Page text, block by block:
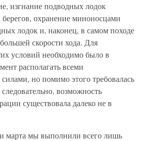
изгнание подводных лодок
охранение миноносцами
лодок и, наконец, в самом походе
скорости хода. Для
условий необходимо было в
располагать всеми
но помимо этого требовалась
возможность
существовала далеко не в
марта мы выполнили всего лишь